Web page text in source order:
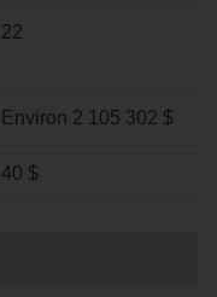
22
Environ 2 105 302 $
40 $